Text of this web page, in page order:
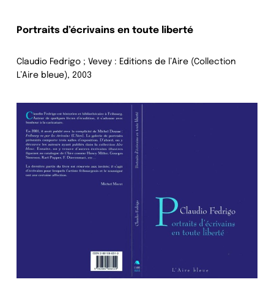
Portraits d’écrivains en toute liberté
Claudio Fedrigo ; Vevey : Editions de l’Aire (Collection
L’Aire bleue), 2003